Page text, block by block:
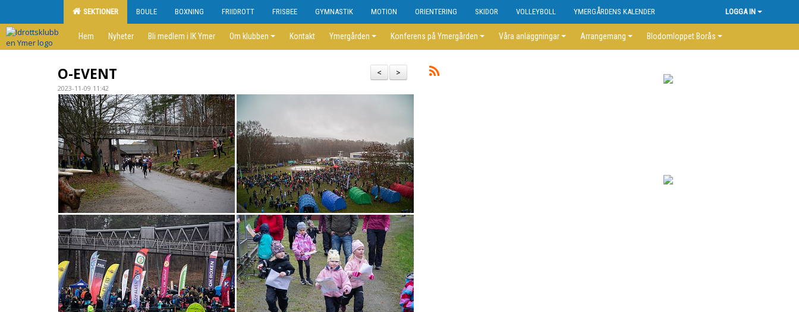
SEKTIONER BOULE BOXNING FRIIDROTT FRISBEE GYMNASTIK MOTION ORIENTERING SKIDOR VOLLEYBOLL YMERGÅRDENS KALENDER LOGGA IN
Hem Nyheter Bli medlem i IK Ymer Om klubben Kontakt Ymergården Konferens på Ymergården Våra anläggningar Arrangemang Blodomloppet Borås
>
<
O-EVENT
2023-11-09 11:42